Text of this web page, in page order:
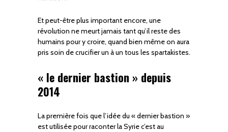
Et peut-être plus important encore, une
révolution ne meurt jamais tant qu’il reste des
humains pour y croire, quand bien même on aura
pris soin de crucifier un à un tous les spartakistes.
« le dernier bastion » depuis
2014
La première fois que l’idée du « dernier bastion »
est utilisée pour raconter la Syrie c’est au